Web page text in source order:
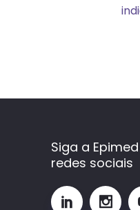
por
que
monitorar
esse
Siga a
redes sociais